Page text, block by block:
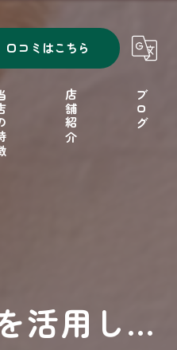
口コミはこちら
徴
ーゲージ
店舗紹介 ブログ
活用し...